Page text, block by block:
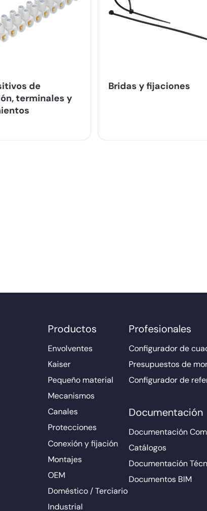
de
terminales y
Bridas y fijaciones
Productos
Envolventes
Kaiser
Pequeño material
Mecanismos
Canales
Protecciones
Conexión y fijación
Montajes
OEM
Doméstico / Terciario
Industrial
Profesionales
Configurador de
Presupuestos de
Configurador de
Documentación
Documentación
Catálogos
Documentación
Documentos BIM